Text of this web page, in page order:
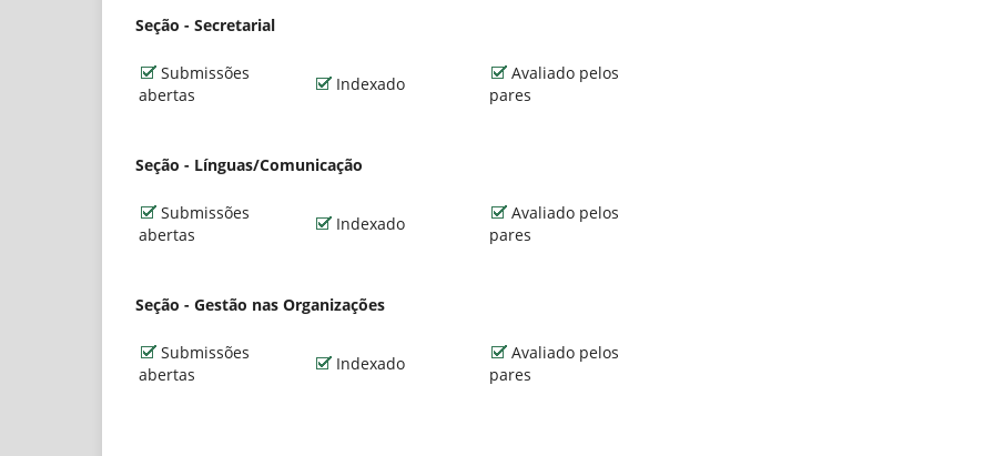
Seção - Secretarial
Submissões
abertas
Indexado
Avaliado pelos
pares
Seção - Línguas/Comunicação
Submissões
abertas
Indexado
Avaliado pelos
pares
Seção - Gestão nas Organizações
Submissões
abertas
Indexado
Avaliado pelos
pares